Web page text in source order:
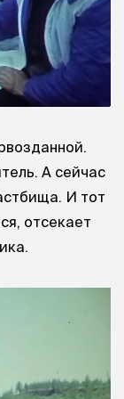
А сейчас
И тот
отсекает